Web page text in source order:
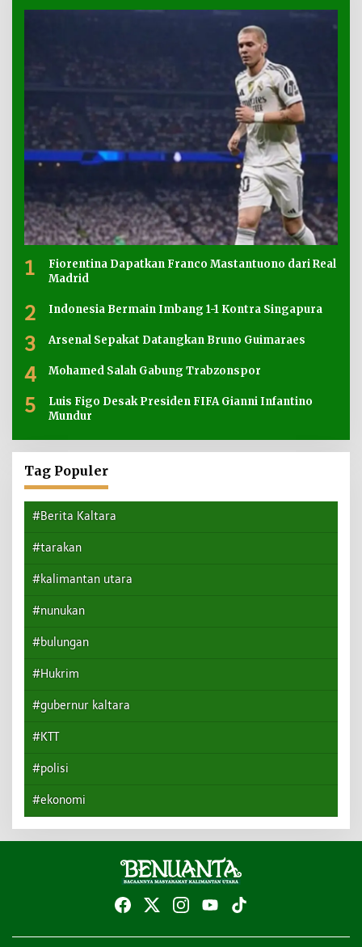
1
Fiorentina Dapatkan Franco Mastantuono dari Real
Madrid
2 Indonesia Bermain Imbang 1-1 Kontra Singapura
3 Arsenal Sepakat Datangkan Bruno Guimaraes
4 Mohamed Salah Gabung Trabzonspor
5
Luis Figo Desak Presiden FIFA Gianni Infantino
Mundur
Tag Populer
#Berita Kaltara
#tarakan
#kalimantan utara
#nunukan
#bulungan
#Hukrim
#gubernur kaltara
#KTT
#polisi
#ekonomi